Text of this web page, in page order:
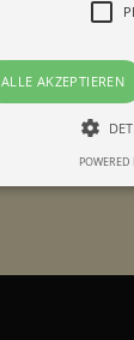
ALLE AKZEPTIEREN